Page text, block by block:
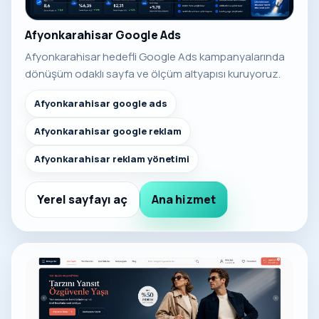
Afyonkarahisar Google Ads
Afyonkarahisar hedefli Google Ads kampanyalarında
dönüşüm odaklı sayfa ve ölçüm altyapısı kuruyoruz.
Afyonkarahisar google ads
Afyonkarahisar google reklam
Afyonkarahisar reklam yönetimi
Yerel sayfayı aç Ana hizmet